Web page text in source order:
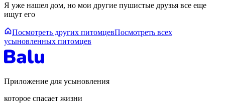
Я уже нашел дом, но мои другие пушистые друзья все еще
ищут его
Посмотреть других питомцевПосмотреть всех
усыновленных питомцев
Приложение для усыновления
которое спасает жизни